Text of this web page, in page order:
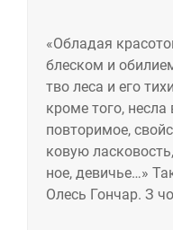
«Об­ла­дая
блес­ком и
тво ле­са и его
кро­ме то­го,
пов­то­римое,
ко­вую
ное, де­вичье…»
Олесь Гончар. З